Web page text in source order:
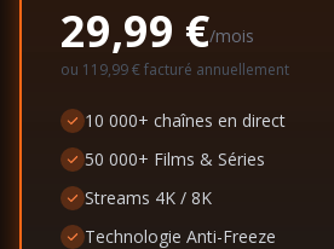
29,99 €/mois
ou 119,99 €facturé annuellement
10 000+ chaînes en direct
50 000+ Films & Séries
Streams 4K / 8K
Technologie Anti-Freeze